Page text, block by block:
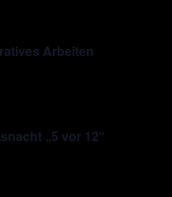
Arbeiten
„5 vor 12“